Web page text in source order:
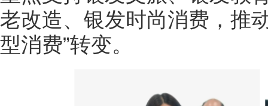
老改造、银发时尚消费，推
型消费”转变。